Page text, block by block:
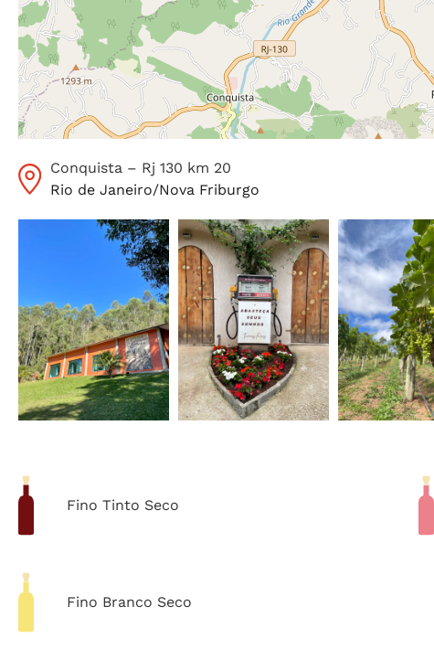
Conquista – Rj 130 km 20
Rio de Janeiro/Nova Friburgo
Fino Tinto Seco
Fino Branco Seco